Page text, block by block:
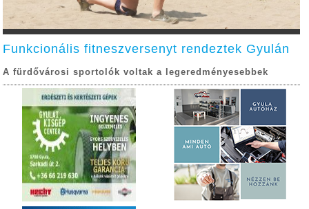
Funkcionális fitneszversenyt rendeztek Gyulán
A fürdővárosi sportolók voltak a legeredményesebbek